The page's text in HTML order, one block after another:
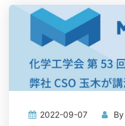
2022-09-07 By